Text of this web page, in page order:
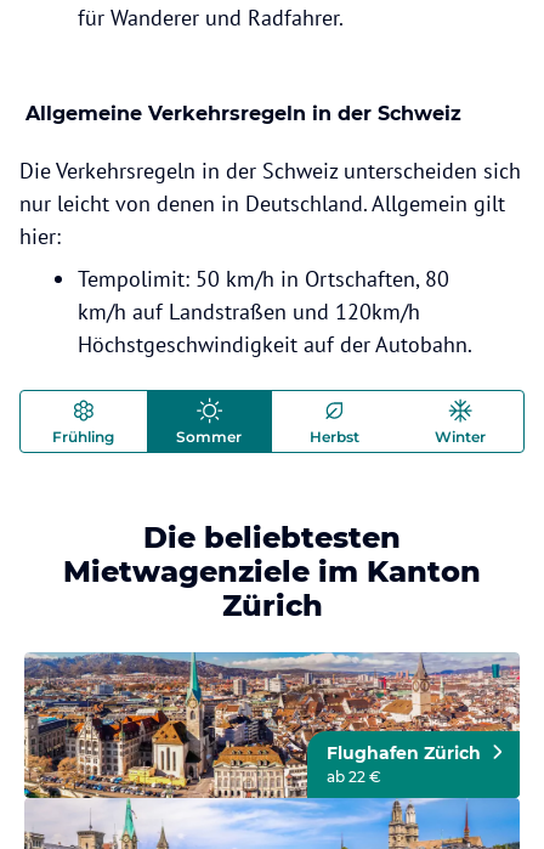
für Wanderer und Radfahrer.
Allgemeine Verkehrsregeln in der Schweiz
Die Verkehrsregeln in der Schweiz unterscheiden sich
nur leicht von denen in Deutschland. Allgemein gilt
hier:
Tempolimit: 50 km/h in Ortschaften, 80
km/h auf Landstraßen und 120km/h
Höchstgeschwindigkeit auf der Autobahn.
Frühling Sommer Herbst Winter
Die beliebtesten
Mietwagenziele im Kanton
Zürich
Flughafen Zürich
ab 22 €